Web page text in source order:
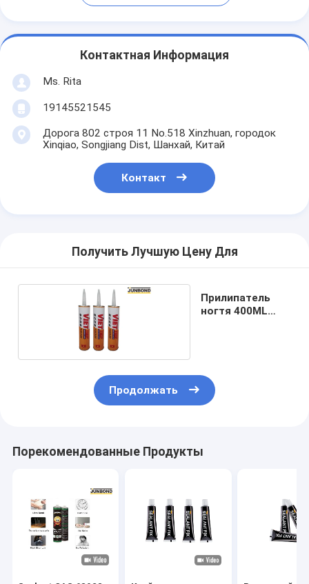
Контактная Информация
Ms. Rita
19145521545
Дорога 802 строя 11 No.518 Xinzhuan, городок
Xinqiao, Songjiang Dist, Шанхай, Китай
Контакт
Получить Лучшую Цену Для
Прилипатель
ногтя 400ML
Продолжать
Порекомендованные Продукты